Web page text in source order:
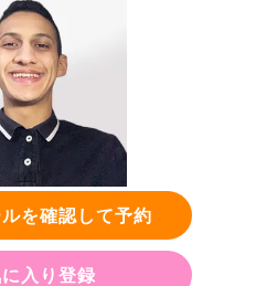
を確認して予約
入り登録